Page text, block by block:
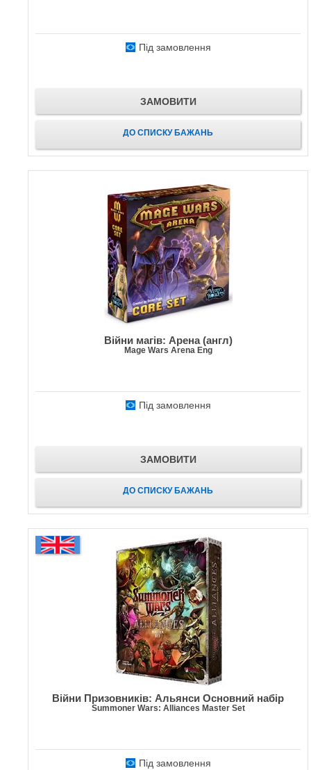
Під замовлення
ЗАМОВИТИ
ДО СПИСКУ БАЖАНЬ
Війни магів: Арена (англ)
Mage Wars Arena Eng
Під замовлення
ЗАМОВИТИ
ДО СПИСКУ БАЖАНЬ
Війни Призовників: Альянси Основний набір
Summoner Wars: Alliances Master Set
Під замовлення